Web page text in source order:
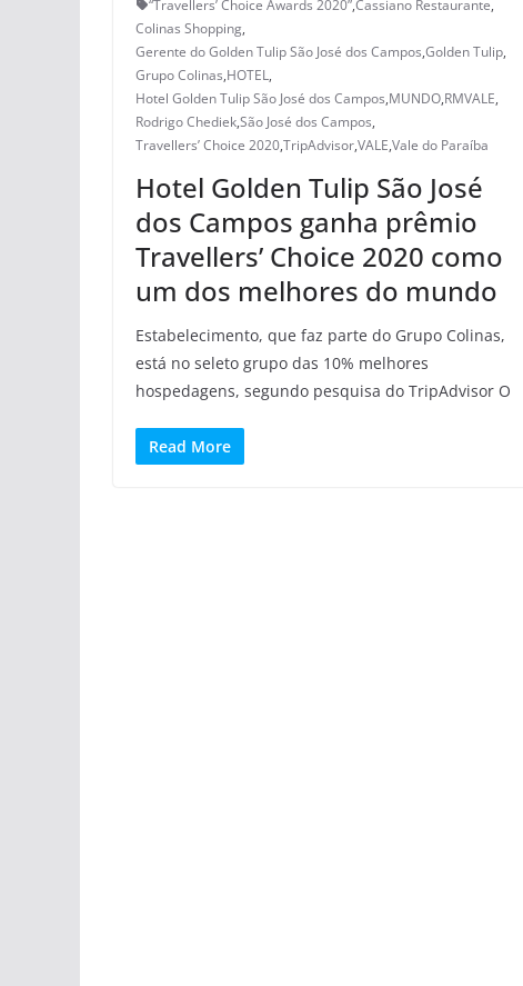
“Travellers’ Choice Awards 2020”,Cassiano Restaurante,
Colinas Shopping,
Gerente do Golden Tulip São José dos Campos,Golden Tulip,
Grupo Colinas,HOTEL,
Hotel Golden Tulip São José dos Campos,MUNDO,RMVALE,
Rodrigo Chediek,São José dos Campos,
Travellers’ Choice 2020,TripAdvisor,VALE,Vale do Paraíba
Hotel Golden Tulip São José
dos Campos ganha prêmio
Travellers’ Choice 2020 como
um dos melhores do mundo
Estabelecimento, que faz parte do Grupo Colinas,
está no seleto grupo das 10% melhores
hospedagens, segundo pesquisa do TripAdvisor O
Read More